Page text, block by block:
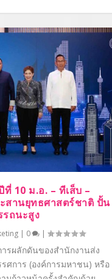
ที่ 10 ม.อ. – ทีเส็บ –
สานยุทธศาสตร์ชาติ ปั้น
รถนะสูง
| 0 |
ารผลักดันของสำนักงานส่ง
ศการ (องค์การมหาชน) หรือ